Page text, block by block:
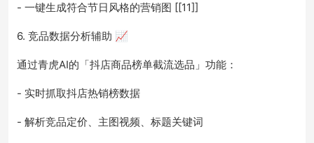
- 一键生成符合节日风格的营销图 [[11]]
6. 竞品数据分析辅助 📈
通过青虎AI的「抖店商品榜单截流选品」功能：
- 实时抓取抖店热销榜数据
- 解析竞品定价、主图视频、标题关键词